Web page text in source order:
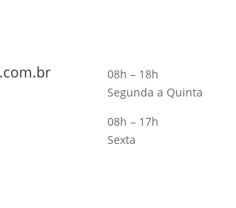
08h – 18h
Segunda a Quinta
08h – 17h
Sexta